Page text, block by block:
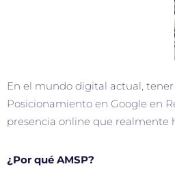
En el mundo digital actual,
Posicionamiento en Google en
presencia online que realmente
¿Por qué AMSP?